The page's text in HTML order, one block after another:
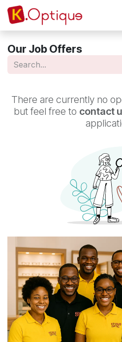
Skip to Content
Our Job Offers
There are currently no
but feel free to contact